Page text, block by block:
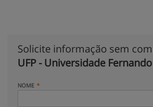
Solicite informação sem
UFP - Universidade
NOME